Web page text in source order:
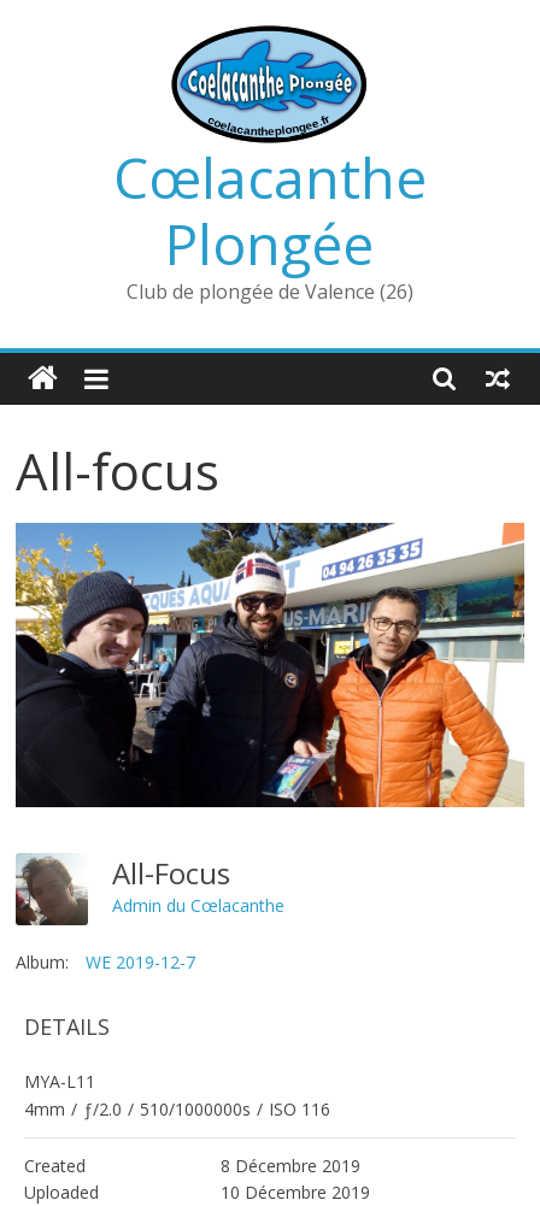
Cœlacanthe
Plongée
Club de plongée de Valence (26)
All-focus
All-Focus
Admin du Cœlacanthe
Album: WE 2019-12-7
DETAILS
MYA-L11
4mm / ƒ/2.0 / 510/1000000s / ISO 116
Created
8 Décembre 2019
Uploaded
10 Décembre 2019